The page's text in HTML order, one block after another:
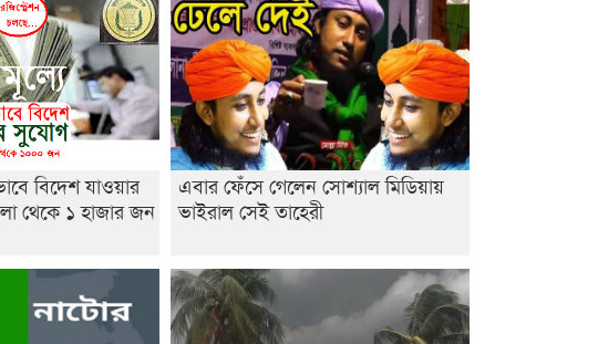
রাজশাহীতে ট্রাকচাপায় ভ্যানচালক
নিহত
শেষ সময়ে ভোট কারচুরি অভিযোগ
আবিদের
বিদেশ যাওয়ার
থেকে ১ হাজার জন
এবার ফেঁসে গেলেন সোশ্যাল মিডিয়ায়
ভাইরাল সেই তাহেরী